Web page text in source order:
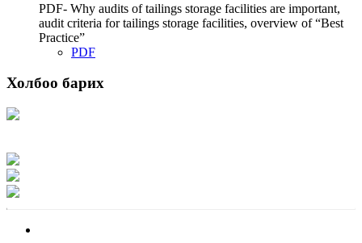
PDF- Why audits of tailings storage facilities are important,
audit criteria for tailings storage facilities, overview of “Best
Practice”
PDF
Холбоо барих